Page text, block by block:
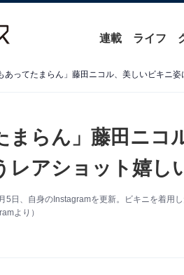
連載 ライフ
あってたまらん」藤田ニコル、美しいビキニ
まらん」藤田ニコ
アショット嬉し
5日、自身のInstagramを更新。ビキニを着用
より）